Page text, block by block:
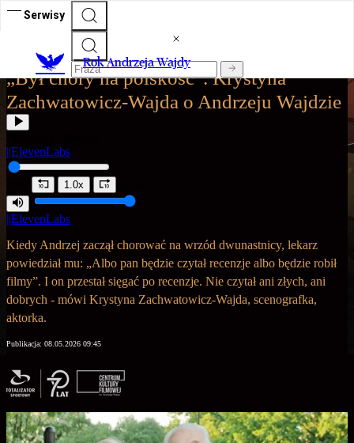
Serwisy
Rok Andrzeja Wajdy
Rok Andrzeja Wajdy
„Był chory na polskość”. Krystyna
Zachwatowicz-Wajda o Andrzeju Wajdzie
||ElevenLabs
1.0x
||ElevenLabs
Kiedy Andrzej zaczął chorować na wrzód dwunastnicy, lekarz
powiedział mu: „Albo pan będzie czytał recenzje albo będzie robił
filmy”. I on przestał sięgać po recenzje. Nie czytał ani złych, ani
dobrych - mówi Krystyna Zachwatowicz-Wajda, scenografka,
aktorka.
Publikacja: 08.05.2026 09:45